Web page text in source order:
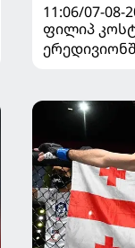
11:06/07-08-
ფილიპ